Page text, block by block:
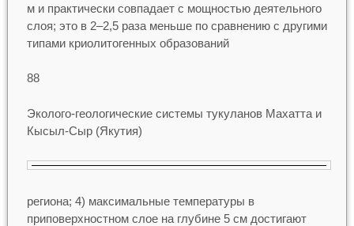
м и практически совпадает с мощностью деятельного
слоя; это в 2–2,5 раза меньше по сравнению с другими
типами криолитогенных образований
88
Эколого-геологические системы тукуланов Махатта и
Кысыл-Сыр (Якутия)
региона; 4) максимальные температуры в
приповерхностном слое на глубине 5 см достигают